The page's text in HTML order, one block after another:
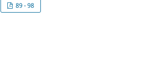
89 - 98